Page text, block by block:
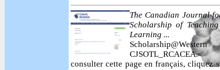
The Canadian Journal
Scholarship of
Learning ...
CJSOTL_RCACEA.
consulter cette page en français, cliquez